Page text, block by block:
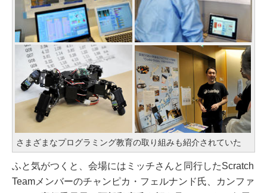
さまざまなプログラミング教育の取り組みも紹介されていた
ふと気がつくと、会場にはミッチさんと同行したScratch
Teamメンバーのチャンピカ・フェルナンド氏、カンファ